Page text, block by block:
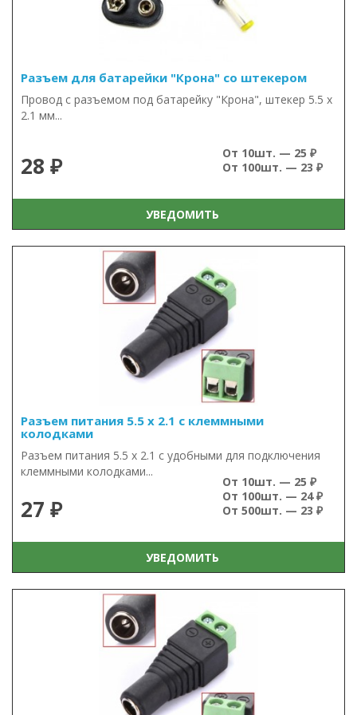
Разъем для батарейки "Крона" со штекером
Провод с разъемом под батарейку "Крона", штекер 5.5 х
2.1 мм...
28 ₽
От 10шт. — 25 ₽
От 100шт. — 23 ₽
УВЕДОМИТЬ
Разъем питания 5.5 х 2.1 с клеммными
колодками
Разъем питания 5.5 х 2.1 с удобными для подключения
клеммными колодками...
27 ₽
От 10шт. — 25 ₽
От 100шт. — 24 ₽
От 500шт. — 23 ₽
УВЕДОМИТЬ